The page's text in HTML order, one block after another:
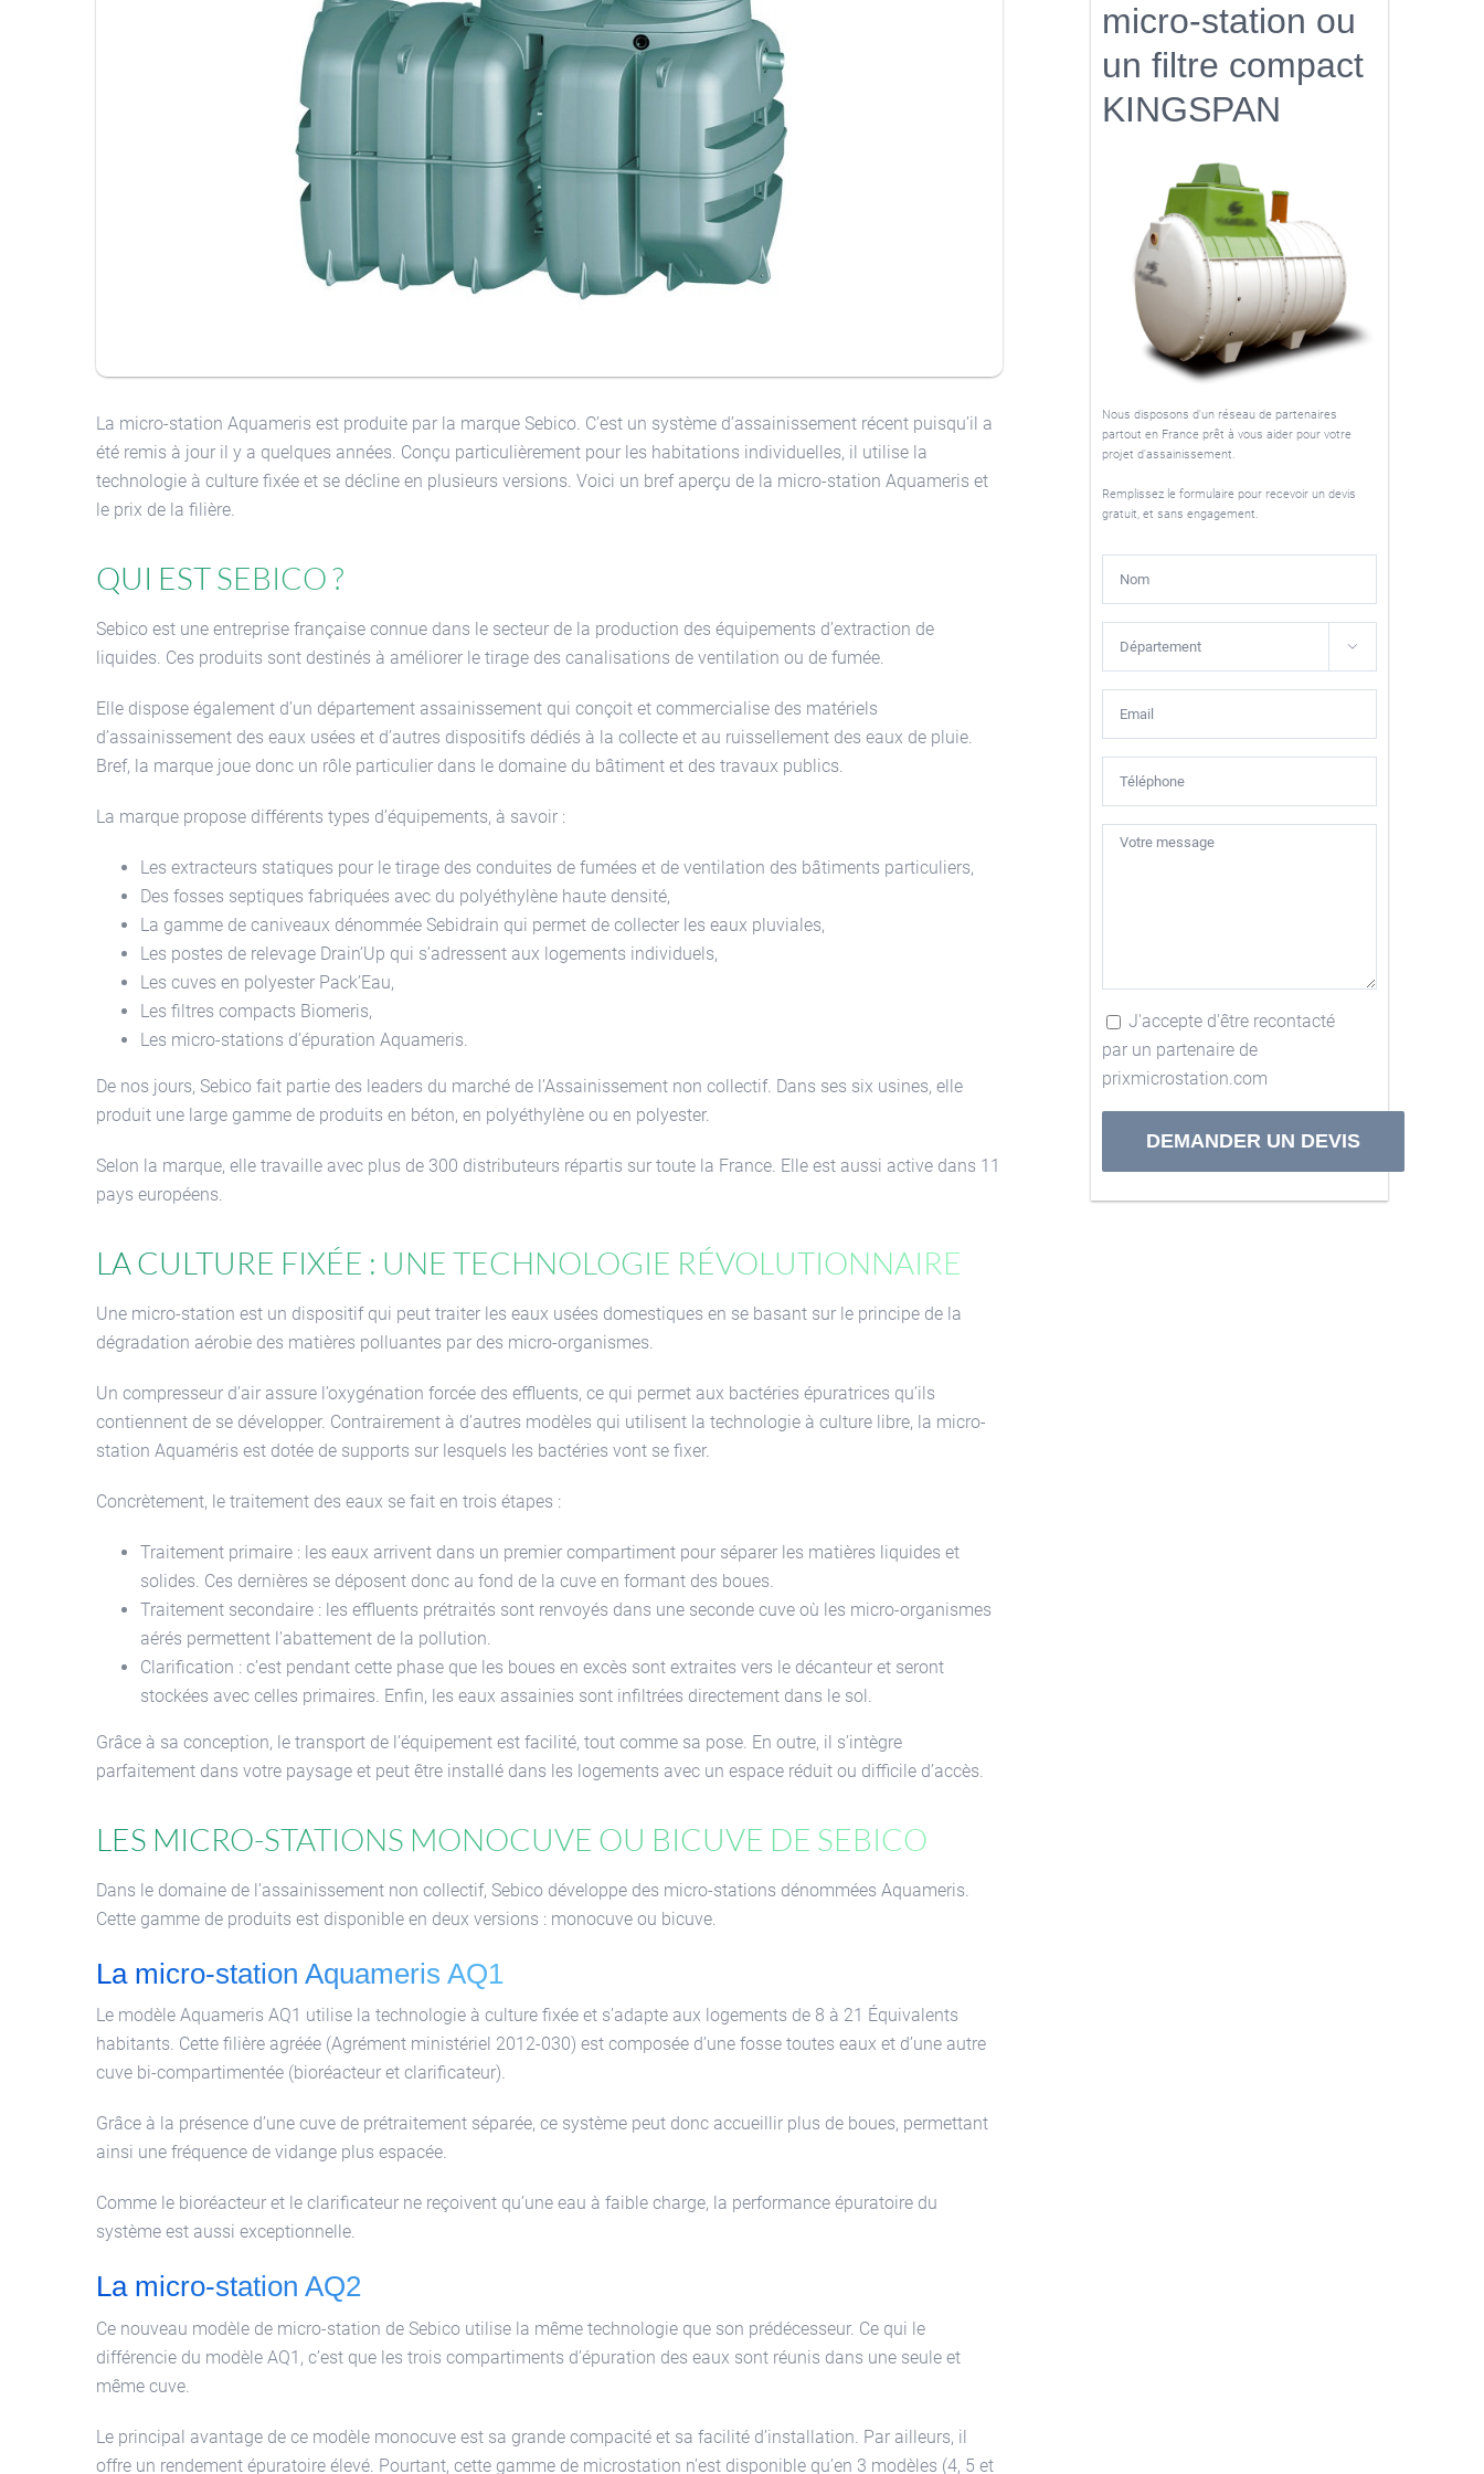
La micro-station Aquameris est produite par la marque Sebico. C’est un système d’assainissement récent puisqu’il a
été remis à jour il y a quelques années. Conçu particulièrement pour les habitations individuelles, il utilise la
technologie à culture fixée et se décline en plusieurs versions. Voici un bref aperçu de la micro-station Aquameris et
le prix de la filière.
Qui est Sebico ?
Sebico est une entreprise française connue dans le secteur de la production des équipements d’extraction de
liquides. Ces produits sont destinés à améliorer le tirage des canalisations de ventilation ou de fumée.
Elle dispose également d’un département assainissement qui conçoit et commercialise des matériels
d’assainissement des eaux usées et d’autres dispositifs dédiés à la collecte et au ruissellement des eaux de pluie.
Bref, la marque joue donc un rôle particulier dans le domaine du bâtiment et des travaux publics.
La marque propose différents types d’équipements, à savoir :
Les extracteurs statiques pour le tirage des conduites de fumées et de ventilation des bâtiments particuliers,
Des fosses septiques fabriquées avec du polyéthylène haute densité,
La gamme de caniveaux dénommée Sebidrain qui permet de collecter les eaux pluviales,
Les postes de relevage Drain’Up qui s’adressent aux logements individuels,
Les cuves en polyester Pack’Eau,
Les filtres compacts Biomeris,
Les micro-stations d’épuration Aquameris.
De nos jours, Sebico fait partie des leaders du marché de l’Assainissement non collectif. Dans ses six usines, elle
produit une large gamme de produits en béton, en polyéthylène ou en polyester.
Selon la marque, elle travaille avec plus de 300 distributeurs répartis sur toute la France. Elle est aussi active dans 11
pays européens.
La culture fixée : une technologie révolutionnaire
Une micro-station est un dispositif qui peut traiter les eaux usées domestiques en se basant sur le principe de la
dégradation aérobie des matières polluantes par des micro-organismes.
Un compresseur d’air assure l’oxygénation forcée des effluents, ce qui permet aux bactéries épuratrices qu’ils
contiennent de se développer. Contrairement à d’autres modèles qui utilisent la technologie à culture libre, la micro-
station Aquaméris est dotée de supports sur lesquels les bactéries vont se fixer.
Concrètement, le traitement des eaux se fait en trois étapes :
Traitement primaire : les eaux arrivent dans un premier compartiment pour séparer les matières liquides et
solides. Ces dernières se déposent donc au fond de la cuve en formant des boues.
Traitement secondaire : les effluents prétraités sont renvoyés dans une seconde cuve où les micro-organismes
aérés permettent l’abattement de la pollution.
Clarification : c’est pendant cette phase que les boues en excès sont extraites vers le décanteur et seront
stockées avec celles primaires. Enfin, les eaux assainies sont infiltrées directement dans le sol.
Grâce à sa conception, le transport de l’équipement est facilité, tout comme sa pose. En outre, il s’intègre
parfaitement dans votre paysage et peut être installé dans les logements avec un espace réduit ou difficile d’accès.
Les micro-stations monocuve ou bicuve de Sebico
Dans le domaine de l’assainissement non collectif, Sebico développe des micro-stations dénommées Aquameris.
Cette gamme de produits est disponible en deux versions : monocuve ou bicuve.
La micro-station Aquameris AQ1
Le modèle Aquameris AQ1 utilise la technologie à culture fixée et s’adapte aux logements de 8 à 21 Équivalents
habitants. Cette filière agréée (Agrément ministériel 2012-030) est composée d’une fosse toutes eaux et d’une autre
cuve bi-compartimentée (bioréacteur et clarificateur).
Grâce à la présence d’une cuve de prétraitement séparée, ce système peut donc accueillir plus de boues, permettant
ainsi une fréquence de vidange plus espacée.
Comme le bioréacteur et le clarificateur ne reçoivent qu’une eau à faible charge, la performance épuratoire du
système est aussi exceptionnelle.
La micro-station AQ2
Ce nouveau modèle de micro-station de Sebico utilise la même technologie que son prédécesseur. Ce qui le
différencie du modèle AQ1, c’est que les trois compartiments d’épuration des eaux sont réunis dans une seule et
même cuve.
Le principal avantage de ce modèle monocuve est sa grande compacité et sa facilité d’installation. Par ailleurs, il
offre un rendement épuratoire élevé. Pourtant, cette gamme de microstation n’est disponible qu’en 3 modèles (4, 5 et
micro-station ou
un filtre compact
KINGSPAN
Nous disposons d'un réseau de partenaires
partout en France prêt à vous aider pour votre
projet d'assainissement.
Remplissez le formulaire pour recevoir un devis
gratuit, et sans engagement.

J'accepte d'être recontacté
par un partenaire de
prixmicrostation.com
Alternative: